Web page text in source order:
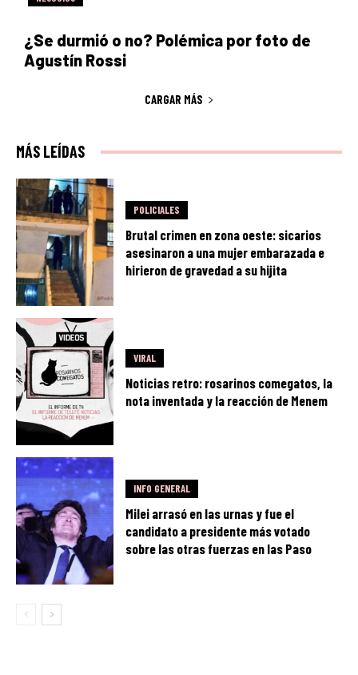
¿Se durmió o no? Polémica por foto de
Agustín Rossi
CARGAR MÁS
MÁS LEÍDAS
POLICIALES
Brutal crimen en zona oeste: sicarios
asesinaron a una mujer embarazada e
hirieron de gravedad a su hijita
VIRAL
Noticias retro: rosarinos comegatos, la
nota inventada y la reacción de Menem
INFO GENERAL
Milei arrasó en las urnas y fue el
candidato a presidente más votado
sobre las otras fuerzas en las Paso